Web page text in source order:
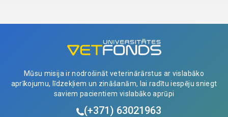
quantity
Mūsu misija ir nodrošināt veterinārārstus ar vislabāko
aprīkojumu, līdzekļiem un zināšanām, lai radītu iespēju sniegt
saviem pacientiem vislabāko aprūpi
(+371) 63021963